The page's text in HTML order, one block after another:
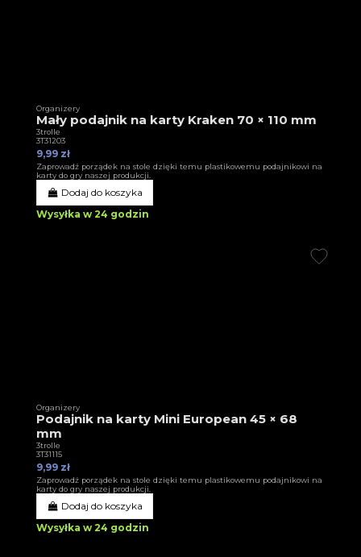
Organizery
Mały podajnik na karty Kraken 70 × 110 mm
3trolle
3T31203
9,99 zł
Zaprowadź porządek na stole dzięki temu plastikowemu podajnikowi na
karty do gry naszej produkcji.
Dodaj do koszyka
Wysyłka w 24 godzin
Organizery
Podajnik na karty Mini European 45 × 68
mm
3trolle
3T31115
9,99 zł
Zaprowadź porządek na stole dzięki temu plastikowemu podajnikowi na
karty do gry naszej produkcji.
Dodaj do koszyka
Wysyłka w 24 godzin